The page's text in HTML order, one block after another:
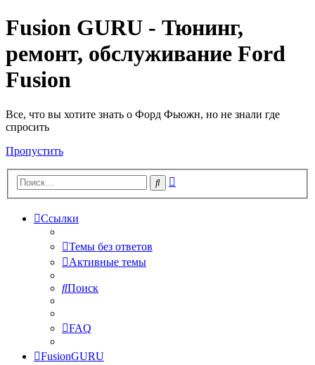
Fusion GURU - Тюнинг,
ремонт, обслуживание Ford
Fusion
Все, что вы хотите знать о Форд Фьюжн, но не знали где
спросить
Пропустить
Поиск
Ссылки
Темы без ответов
Активные темы
Поиск
FAQ
FusionGURU